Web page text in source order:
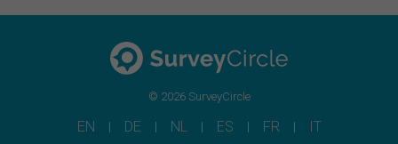
© 2026 SurveyCircle
EN DE NL ES FR IT